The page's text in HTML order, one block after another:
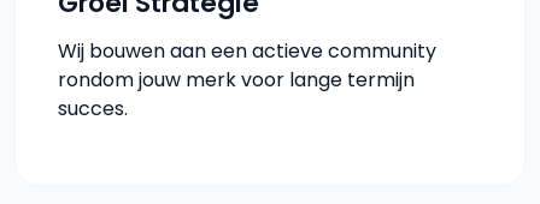
Wij bouwen aan een actieve community
rondom jouw merk voor lange termijn
succes.